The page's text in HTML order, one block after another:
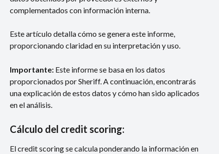
complementados con información interna.
Este artículo detalla cómo se genera este informe,
proporcionando claridad en su interpretación y uso.
Importante: Este informe se basa en los datos
proporcionados por Sheriff. A continuación, encontrarás
una explicación de estos datos y cómo han sido aplicados
en el análisis.
Cálculo del credit scoring:
El credit scoring se calcula ponderando la información en